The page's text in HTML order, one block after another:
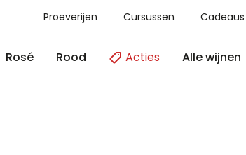
Proeverijen Cursussen Cadeaus
Rosé Rood Acties Alle wijnen